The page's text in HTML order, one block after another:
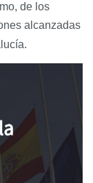
de los
alcanzadas